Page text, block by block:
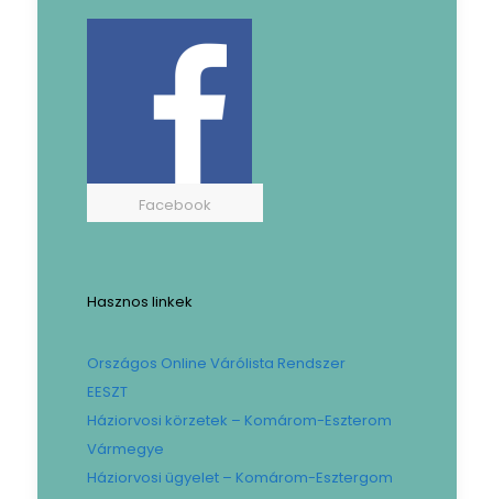
Facebook
Hasznos linkek
Országos Online Várólista Rendszer
EESZT
Háziorvosi körzetek – Komárom-Eszterom
Vármegye
Háziorvosi ügyelet – Komárom-Esztergom